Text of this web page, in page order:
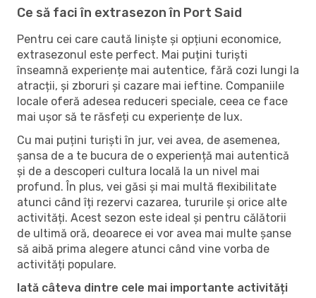
Ce să faci în extrasezon în Port Said
Pentru cei care caută liniște și opțiuni economice,
extrasezonul este perfect. Mai puțini turiști
înseamnă experiențe mai autentice, fără cozi lungi la
atracții, și zboruri și cazare mai ieftine. Companiile
locale oferă adesea reduceri speciale, ceea ce face
mai ușor să te răsfeți cu experiențe de lux.
Cu mai puțini turiști în jur, vei avea, de asemenea,
șansa de a te bucura de o experiență mai autentică
și de a descoperi cultura locală la un nivel mai
profund. În plus, vei găsi și mai multă flexibilitate
atunci când îți rezervi cazarea, tururile și orice alte
activități. Acest sezon este ideal și pentru călătorii
de ultimă oră, deoarece ei vor avea mai multe șanse
să aibă prima alegere atunci când vine vorba de
activități populare.
Iată câteva dintre cele mai importante activități